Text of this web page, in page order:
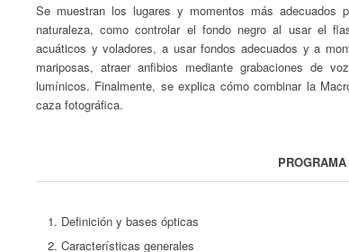
Se muestran los lugares y momentos más adecuados
naturaleza, como controlar el fondo negro al usar el
acuáticos y voladores, a usar fondos adecuados y a
mariposas, atraer anfibios mediante grabaciones de
lumínicos. Finalmente, se explica cómo combinar la
caza fotográfica.
PROGRAMA
Definición y bases ópticas
Características generales